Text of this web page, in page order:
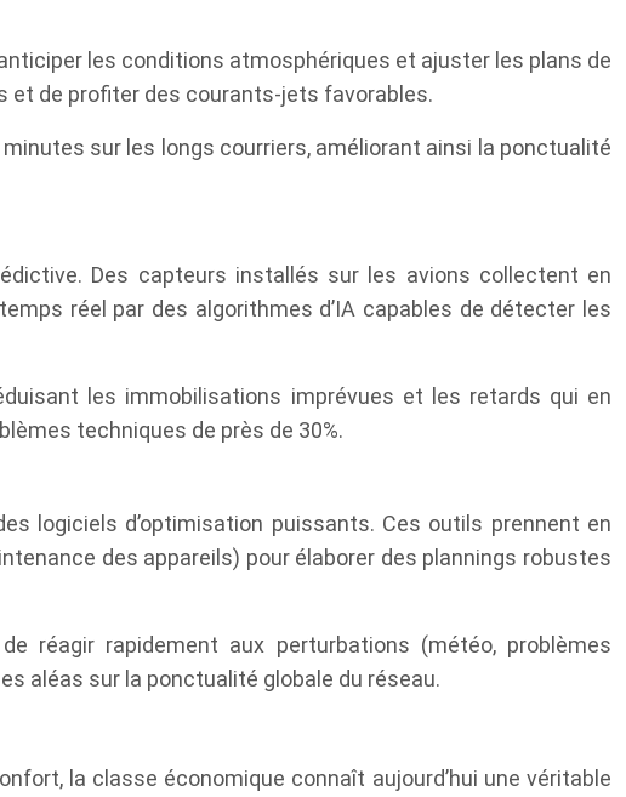
les conditions atmosphériques et ajuster les plans de
et de profiter des courants-jets favorables.
sur les longs courriers, améliorant ainsi la ponctualité
Des capteurs installés sur les avions collectent en
réel par des algorithmes d’IA capables de détecter les
les immobilisations imprévues et les retards qui en
techniques de près de 30%.
logiciels d’optimisation puissants. Ces outils prennent en
des appareils) pour élaborer des plannings robustes
réagir rapidement aux perturbations (météo, problèmes
aléas sur la ponctualité globale du réseau.
la classe économique connaît aujourd’hui une véritable